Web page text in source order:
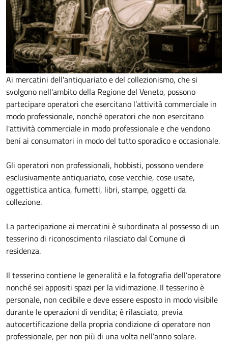
Ai mercatini dell'antiquariato e del collezionismo, che si
svolgono nell'ambito della Regione del Veneto, possono
partecipare operatori che esercitano l’attività commerciale in
modo professionale, nonché operatori che non esercitano
l'attività commerciale in modo professionale e che vendono
beni ai consumatori in modo del tutto sporadico e occasionale.
Gli operatori non professionali, hobbisti, possono vendere
esclusivamente antiquariato, cose vecchie, cose usate,
oggettistica antica, fumetti, libri, stampe, oggetti da
collezione.
La partecipazione ai mercatini è subordinata al possesso di un
tesserino di riconoscimento rilasciato dal Comune di
residenza.
Il tesserino contiene le generalità e la fotografia dell’operatore
nonché sei appositi spazi per la vidimazione. Il tesserino è
personale, non cedibile e deve essere esposto in modo visibile
durante le operazioni di vendita; è rilasciato, previa
autocertificazione della propria condizione di operatore non
professionale, per non più di una volta nell’anno solare.